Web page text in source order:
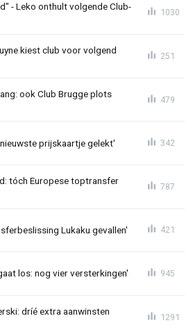
- Leko onthult volgende Club-
1030
kiest club voor volgend
251
ook Club Brugge plots
479
prijskaartje gelekt' 342
tóch Europese toptransfer
787
Lukaku gevallen' 421
los: nog vier versterkingen' 945
dríé extra aanwinsten
1291